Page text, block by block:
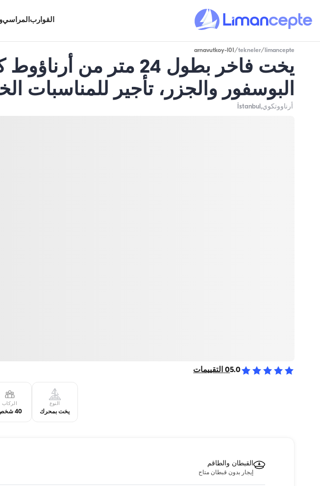
القواربالمراسي
limancepte
/
tekneler
/
arnavutkoy-l01
البوسفور والجزر، تأجير للمناسبات
أرناووتكوي,İstanbul
5.0
0 التقييمات
النوع
يخت بمحرك
الركاب
40 شخص
القبطان والطاقم
إيجار بدون قبطان متاح